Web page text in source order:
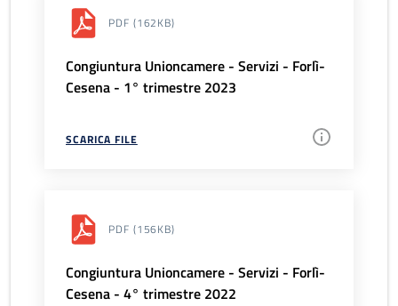
PDF (162KB)
Congiuntura Unioncamere - Servizi - Forlì-
Cesena - 1° trimestre 2023
SCARICA FILE
PDF (156KB)
Congiuntura Unioncamere - Servizi - Forlì-
Cesena - 4° trimestre 2022